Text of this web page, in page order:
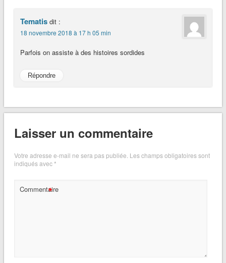
Tematis dit :
18 novembre 2018 à 17 h 05 min
Parfois on assiste à des histoires sordides
Répondre
Laisser un commentaire
Votre adresse e-mail ne sera pas publiée. Les champs obligatoires sont
indiqués avec*
Commentaire
*